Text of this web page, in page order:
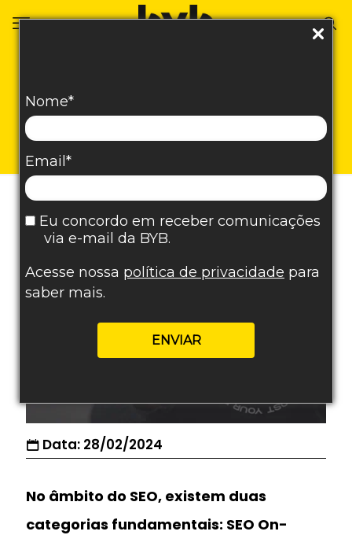
Nome*
Email*
Eu concordo em receber comunicações
via e-mail da BYB.
Acesse nossa política de privacidade para
saber mais.
ENVIAR
SEO On-Page: o que é,
diferença com off-
page e estratégias
Data: 28/02/2024
No âmbito do SEO, existem duas
categorias fundamentais: SEO On-